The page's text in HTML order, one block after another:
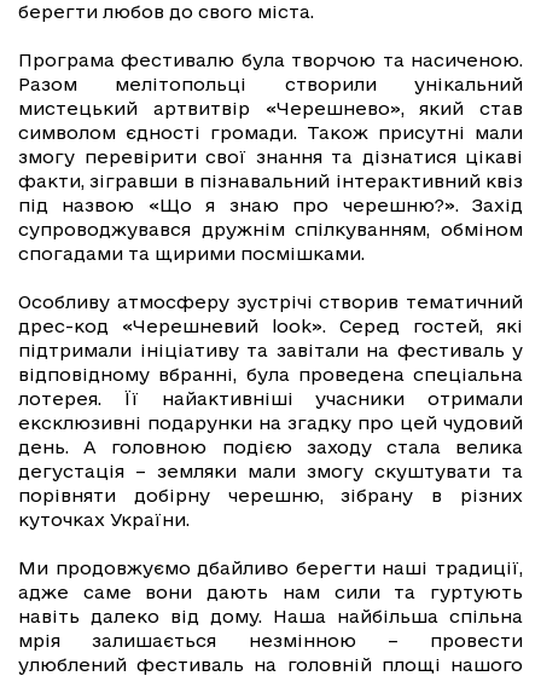
берегти любов до свого міста.
Програма фестивалю була творчою та насиченою.
Разом мелітопольці створили унікальний
мистецький артвитвір «Черешнево», який став
символом єдності громади. Також присутні мали
змогу перевірити свої знання та дізнатися цікаві
факти, зігравши в пізнавальний інтерактивний квіз
під назвою «Що я знаю про черешню?». Захід
супроводжувався дружнім спілкуванням, обміном
спогадами та щирими посмішками.
Особливу атмосферу зустрічі створив тематичний
дрес-код «Черешневий look». Серед гостей, які
підтримали ініціативу та завітали на фестиваль у
відповідному вбранні, була проведена спеціальна
лотерея. Її найактивніші учасники отримали
ексклюзивні подарунки на згадку про цей чудовий
день. А головною подією заходу стала велика
дегустація – земляки мали змогу скуштувати та
порівняти добірну черешню, зібрану в різних
куточках України.
Ми продовжуємо дбайливо берегти наші традиції,
адже саме вони дають нам сили та гуртують
навіть далеко від дому. Наша найбільша спільна
мрія залишається незмінною – провести
улюблений фестиваль на головній площі нашого